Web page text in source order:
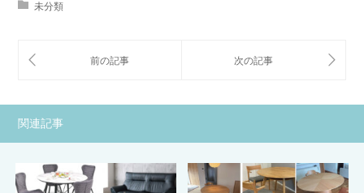
未分類
関連記事